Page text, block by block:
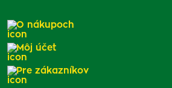
O nákupoch
Môj účet
Pre zákazníkov